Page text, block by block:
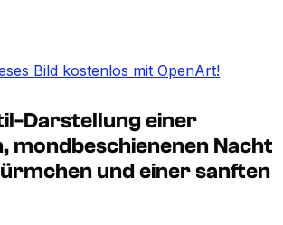
Bild kostenlos mit OpenArt!
Darstellung einer
mondbeschienenen Nacht
und einer sanften